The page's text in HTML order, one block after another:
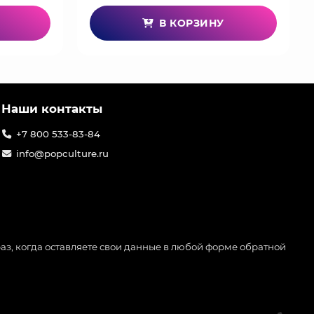
В КОРЗИНУ
Наши контакты
+7 800 533-83-84
info@popculture.ru
когда оставляете свои данные в любой форме обратной